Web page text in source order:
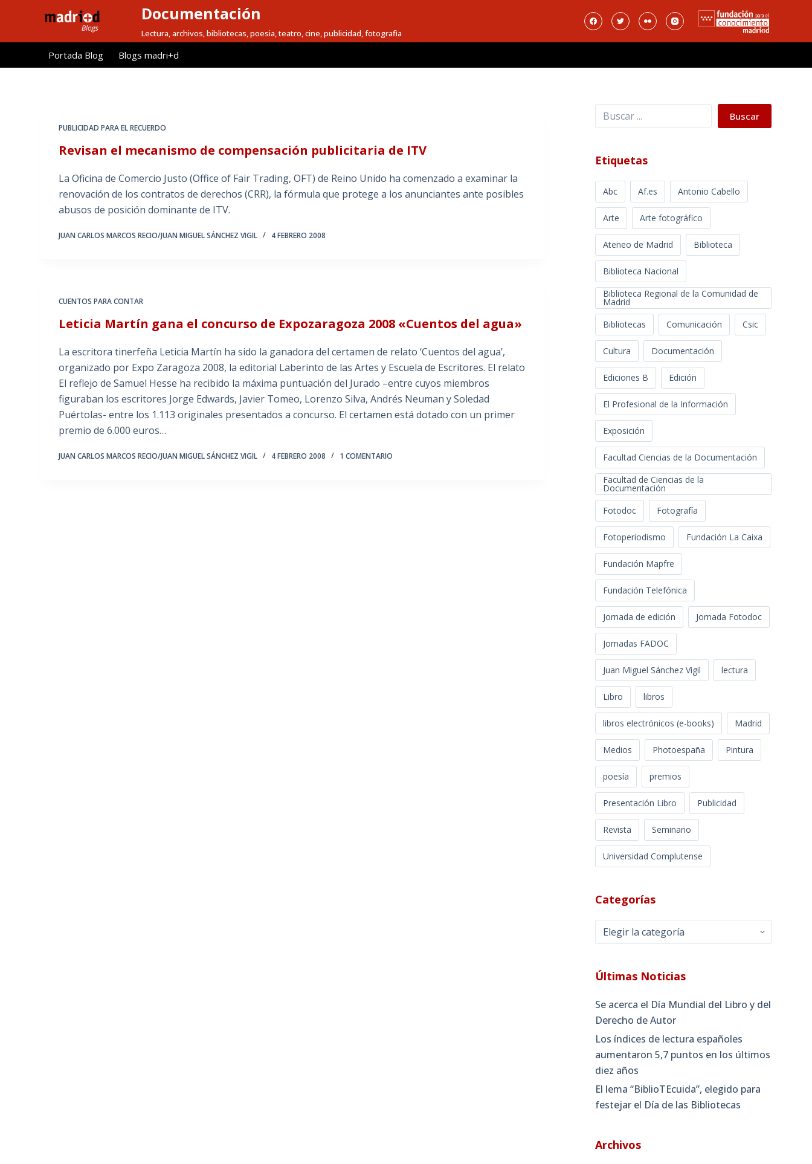
l
Documentación
Lectura, archivos, bibliotecas, poesia, teatro, cine, publicidad, fotografia
Portada Blog Blogs madri+d
PUBLICIDAD PARA EL RECUERDO
Revisan el mecanismo de compensación publicitaria de ITV
La Oficina de Comercio Justo (Office of Fair Trading, OFT) de Reino Unido ha comenzado a examinar la
renovación de los contratos de derechos (CRR), la fórmula que protege a los anunciantes ante posibles
abusos de posición dominante de ITV.
JUAN CARLOS MARCOS RECIO/JUAN MIGUEL SÁNCHEZ VIGIL 4 FEBRERO 2008
CUENTOS PARA CONTAR
Leticia Martín gana el concurso de Expozaragoza 2008 «Cuentos del agua»
La escritora tinerfeña Leticia Martín ha sido la ganadora del certamen de relato ‘Cuentos del agua’,
organizado por Expo Zaragoza 2008, la editorial Laberinto de las Artes y Escuela de Escritores. El relato
El reflejo de Samuel Hesse ha recibido la máxima puntuación del Jurado –entre cuyos miembros
figuraban los escritores Jorge Edwards, Javier Tomeo, Lorenzo Silva, Andrés Neuman y Soledad
Puértolas- entre los 1.113 originales presentados a concurso. El certamen está dotado con un primer
premio de 6.000 euros…
JUAN CARLOS MARCOS RECIO/JUAN MIGUEL SÁNCHEZ VIGIL 4 FEBRERO 2008 1 COMENTARIO
Buscar Buscar
Etiquetas
Abc Af.es Antonio Cabello
Arte Arte fotográfico
Ateneo de Madrid Biblioteca
Biblioteca Nacional
Biblioteca Regional de la Comunidad de
Madrid
Bibliotecas
Comunicación Csic
Cultura Documentación
Ediciones B Edición
El Profesional de la Información
Exposición
Facultad Ciencias de la Documentación
Facultad de Ciencias de la
Documentación
Fotodoc
Fotografía
Fotoperiodismo Fundación La Caixa
Fundación Mapfre
Fundación Telefónica
Jornada de edición Jornada Fotodoc
Jornadas FADOC
Juan Miguel Sánchez Vigil lectura
Libro libros
libros electrónicos (e-books) Madrid
Medios Photoespaña Pintura
poesía premios
Presentación Libro Publicidad
Revista Seminario
Universidad Complutense
Categorías
Categorías
Últimas Noticias
Se acerca el Día Mundial del Libro y del
Derecho de Autor
Los índices de lectura españoles
aumentaron 5,7 puntos en los últimos
diez años
El lema “BiblioTEcuida”, elegido para
festejar el Día de las Bibliotecas
Archivos